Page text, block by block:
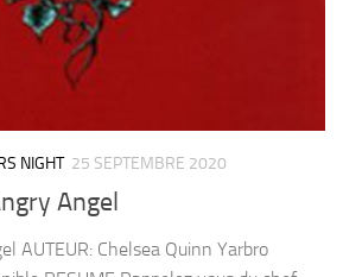
NIGHT 25 SEPTEMBRE 2020
Angel
AUTEUR: Chelsea Quinn Yarbro